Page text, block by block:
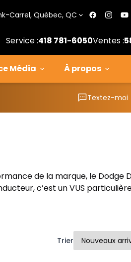
Carrel, Québec, QC
Service :418 781-6050Ventes :
Média À propos
Textez-moi
de la marque, le Dodge
c’est un VUS
Trier